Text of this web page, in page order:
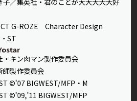
G-ROZE Character Design
ST
キン肉マン製作委員会
製作委員会
©'07 BIGWEST/MFP・M
©'09,'11 BIGWEST/MFP